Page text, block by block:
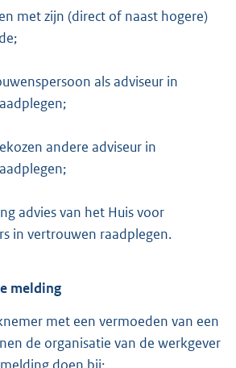
met zijn (direct of naast hogere)
als adviseur in
andere adviseur in
advies van het Huis voor
in vertrouwen raadplegen.
melding
met een vermoeden van een
de organisatie van de werkgever